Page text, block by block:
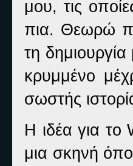
μου, τις
πια. Θεωρώ
τη
κρυμμένο
σωστής
Η ιδέα για το
μια σκηνή